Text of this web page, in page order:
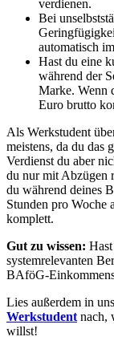
verdienen.
Bei
automatisch
Hast du eine
während der
Marke. Wenn
Euro brutto
Als Werkstudent
meistens, da du das
Verdienst du aber
du nur mit Abzügen
du während deines
Stunden pro Woche
komplett.
Gut zu wissen:
systemrelevanten
BAföG-
Lies außerdem in
Werkstudentnach,
willst!